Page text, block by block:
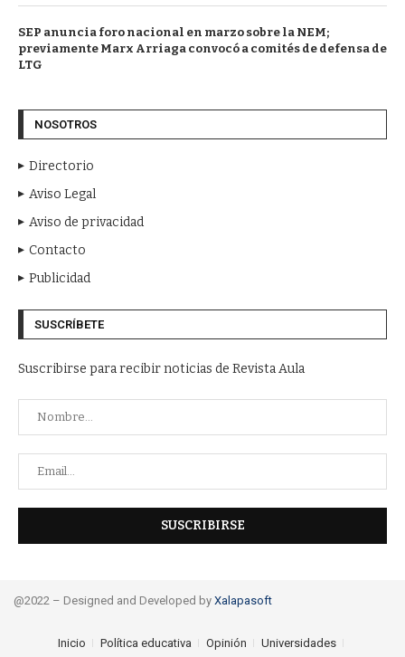
SEP anuncia foro nacional en marzo sobre la NEM;
previamente Marx Arriaga convocó a comités de defensa de
LTG
NOSOTROS
Directorio
Aviso Legal
Aviso de privacidad
Contacto
Publicidad
SUSCRÍBETE
Suscribirse para recibir noticias de Revista Aula
@2022 – Designed and Developed by Xalapasoft
Inicio Política educativa Opinión
Universidades